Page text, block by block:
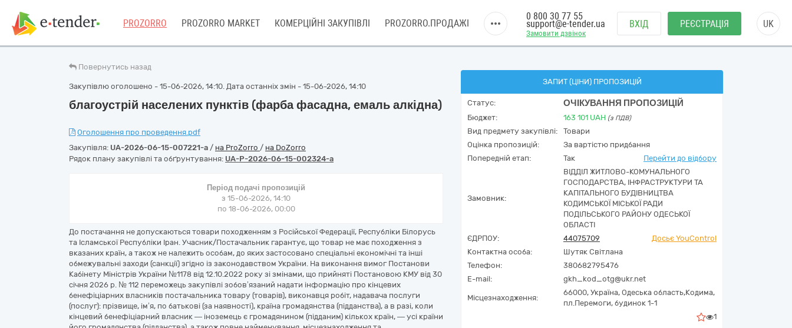
PROZORRO PROZORRO MARKET КОМЕРЦІЙНІ ЗАКУПІВЛІ PROZORRO.ПРОДАЖІ
Замовити дзвінок
0 800 30 77 55
support@e-tender.ua ВХІД РЕЄСТРАЦІЯ UK
Повернутись назад
Закупівлю оголошено - 15-06-2026, 14:10. Дата останніх змін - 15-06-2026, 14:10
благоустрій населених пунктів (фарба фасадна, емаль алкідна)
Оголошення про проведення.pdf
Закупівля: UA-2026-06-15-007221-a / на ProZorro / на DoZorro
Рядок плану закупівлі та обґрунтування: UA-P-2026-06-15-002324-a
Період подачі пропозицій
з 15-06-2026, 14:10
по 18-06-2026, 00:00
До постачання не допускаються товари походженням з Російської Федерації, Республіки Білорусь
та Ісламської Республіки Іран. Учасник/Постачальник гарантує, що товар не має походження з
вказаних країн, а також не належить особам, до яких застосовано спеціальні економічні та інші
обмежувальні заходи (санкції) згідно із законодавством України. На виконання вимог Постанови
Кабінету Міністрів України №1178 від 12.10.2022 року зі змінами, що прийняті Постановою КМУ від 30
січня 2026 р. № 112 переможець закупівлі зобов’язаний надати інформацію про кінцевих
бенефіціарних власників постачальника товару (товарів), виконавця робіт, надавача послуги
(послуг): прізвище, ім’я, по батькові (за наявності), країна громадянства (підданства), а в разі, коли
кінцевий бенефіціарний власник — іноземець є громадянином (підданим) кількох країн, — усі країни
ЗАПИТ (ЦІНИ) ПРОПОЗИЦІЙ
Статус: ОЧІКУВАННЯ ПРОПОЗИЦІЙ
Бюджет: 163 101 UAH (з ПДВ)
Вид предмету закупівлі:
Товари
Оцінка пропозицій:
За вартістю придбання
Попередній етап:
Так Перейти до відбору
Замовник:
ВІДДІЛ ЖИТЛОВО-КОМУНАЛЬНОГО
ГОСПОДАРСТВА, ІНФРАСТРУКТУРИ ТА
КАПІТАЛЬНОГО БУДІВНИЦТВА
КОДИМСЬКОЇ МІСЬКОЇ РАДИ
ПОДІЛЬСЬКОГО РАЙОНУ ОДЕСЬКОЇ
ОБЛАСТІ
ЄДРПОУ:
44075709
Досьє YouControl
Контактна особа:
Шутяк Світлана
Телефон:
380682795476
E-mail:
gkh_kod_otg@ukr.net
Місцезнаходження:
66000, Україна, Одеська область,Кодима,
пл.Перемоги, будинок 1-1
1